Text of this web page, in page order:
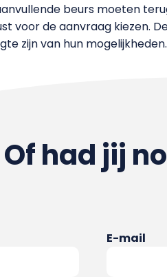
beurs moeten
voor de aanvraag kiezen.
zijn van hun mogelijkheden.
had jij
E-mail